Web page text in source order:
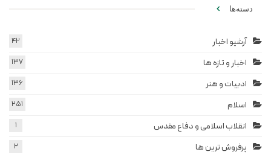
دسته‌ها
آرشیو اخبار 42
اخبار و تازه ها 137
ادبیات و هنر 136
اسلام 251
انقلاب اسلامی و دفاع مقدس 1
پرفروش ترین ها 2